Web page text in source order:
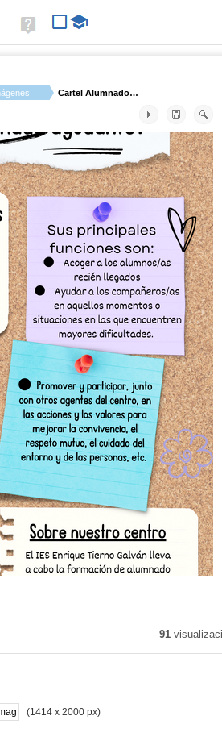
avanzada
Ayuda
(en
Cartel Alumnado Ayud...
91
(1414 x 2000 px)